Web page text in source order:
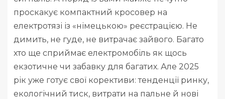
проскакує компактний кросовер на
електротязі із «німецькою» реєстрацією. Не
димить, не гуде, не витрачає зайвого. Багато
хто ще сприймає електромобіль як щось
екзотичне чи забавку для багатих. Але 2025
рік уже готує свої корективи: тенденції ринку,
екологічний тиск, витрати на пальне й нові